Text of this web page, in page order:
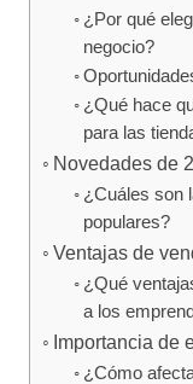
¿Por qué
negocio?
¿Qué hace
para las
Novedades de
¿Cuáles son
populares?
Ventajas de
¿Qué
a los
Importancia de
¿Cómo